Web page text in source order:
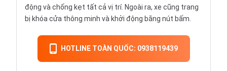
động và chống kẹt tất cả vị trí. Ngoài ra, xe cũng trang
bị khóa cửa thông minh và khởi động bằng nút bấm.
HOTLINE TOÀN QUỐC: 0938119439